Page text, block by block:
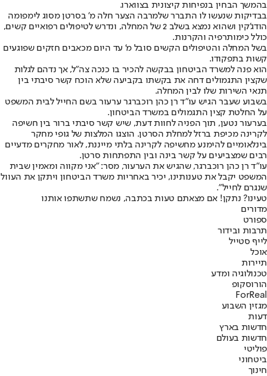
בהמשך הבחין בנפיחות קיצונית בצווארו.
בבדיקות שנעשו לו התברר שלמרבה הצער חלה מ' בסרטן מסוג לימפומה
הודג'קין ושהוא נמצא בשלב 2 של המחלה, ונדרש לטיפולים רפואיים קשים,
כולל כימותרפיה והקרנות.
בשל המחלה והטיפולים הקשים סובל מ' עד היום מכאבים חזקים שפוגעים
קשות בתפקודו.
הוא פנה למשרד הביטחון בבקשה להכיר בו כנכה צה"ל, אך נדהם לגלות
שקצין התגמולים דחה את בקשתו בקביעה שלא הוכח קשר סיבתי בין
תנאי השירות שלו לבין המחלה.
בשבוע שעבר הגיש עו"ד רן כהן רוכברגר ערעור בשם החייל לבית המשפט
על החלטת קצין התגמולים במשרד הביטחון.
בערעור נטען, תוך הפניה לחוות דעת, שיש קשר סיבתי ברור בין חשיפה
לקרינה מכיפת ברזל למחלת הסרטן. הוצגו המלצות של גופי מחקר
בינלאומיים להימנע מחשיפה לקרינה בלתי מייננת, לאור מחקרים מדעיים
רבים שמצביעים על קשר בינה ובין התפתחות סרטן.
עו"ד רן כהן רוכברגר, שהגיש את הערעור, מסר: "אני מקווה ומאמין שבית
המשפט יקבל את טענותינו, יכיר באחריות משרד הביטחון ויתקן את העוול
שנגרם לחייל".
טעינו? נתקן! אם מצאתם טעות בכתבה, נשמח שתשתפו אותנו
מדורים
ספורט
תרבות ובידור
לייף סטייל
אוכל
תיירות
טכנולוגיה ומדע
הורוסקופ
ForReal
מגזין השבוע
דעות
חדשות בארץ
חדשות בעולם
פוליטי
ביטחוני
חינוך